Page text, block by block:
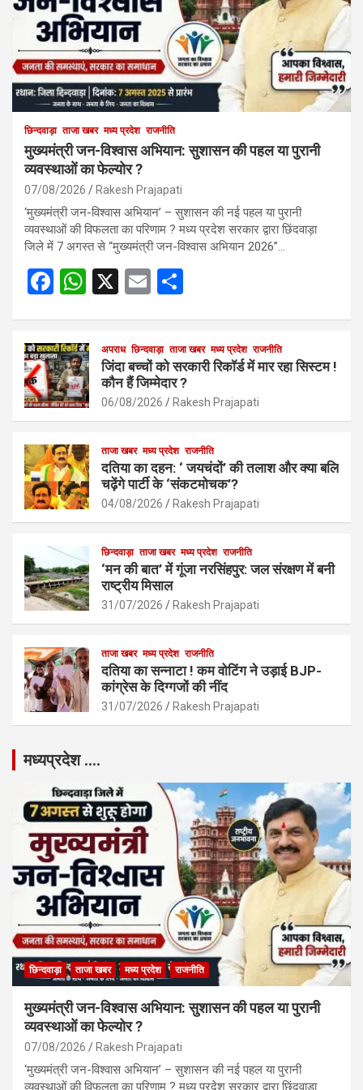
छिन्दवाड़ा ताजा खबर मध्य प्रदेश राजनीति
मुख्यमंत्री जन-विश्वास अभियान: सुशासन की पहल या पुरानी
व्यवस्थाओं का फेल्योर ?
07/08/2026 Rakesh Prajapati
‘मुख्यमंत्री जन-विश्वास अभियान’ – सुशासन की नई पहल या पुरानी
व्यवस्थाओं की विफलता का परिणाम ? मध्य प्रदेश सरकार द्वारा छिंदवाड़ा
जिले में 7 अगस्त से “मुख्यमंत्री जन-विश्वास अभियान 2026”…
F
b
o
o
k
W
s
A
p
p
X
E
e
अपराध छिन्दवाड़ा ताजा खबर मध्य प्रदेश राजनीति
जिंदा बच्चों को सरकारी रिकॉर्ड में मार रहा सिस्टम !
कौन हैं जिम्मेदार ?
06/08/2026 Rakesh Prajapati
ताजा खबर मध्य प्रदेश राजनीति
दतिया का दहन: ‘ जयचंदों’ की तलाश और क्या बलि
चढ़ेंगे पार्टी के ‘संकटमोचक’?
04/08/2026 Rakesh Prajapati
छिन्दवाड़ा ताजा खबर मध्य प्रदेश राजनीति
‘मन की बात’ में गूंजा नरसिंहपुर: जल संरक्षण में बनी
राष्ट्रीय मिसाल
31/07/2026 Rakesh Prajapati
ताजा खबर मध्य प्रदेश राजनीति
दतिया का सन्नाटा ! कम वोटिंग ने उड़ाई BJP-
कांग्रेस के दिग्गजों की नींद
31/07/2026 Rakesh Prajapati
मध्यप्रदेश ….
छिन्दवाड़ा ताजा खबर मध्य प्रदेश राजनीति
मुख्यमंत्री जन-विश्वास अभियान: सुशासन की पहल या पुरानी
व्यवस्थाओं का फेल्योर ?
07/08/2026 Rakesh Prajapati
‘मुख्यमंत्री जन-विश्वास अभियान’ – सुशासन की नई पहल या पुरानी
व्यवस्थाओं की विफलता का परिणाम ? मध्य प्रदेश सरकार द्वारा छिंदवाड़ा